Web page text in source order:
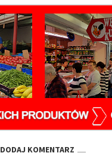
DODAJ KOMENTARZ